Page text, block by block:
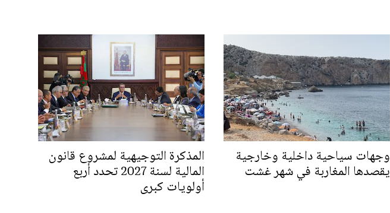
وجهات سياحية داخلية وخارجية
يقصدها المغاربة في شهر غشت
المذكرة التوجيهية لمشروع قانون
المالية لسنة 2027 تحدد أربع
أولويات كبرى